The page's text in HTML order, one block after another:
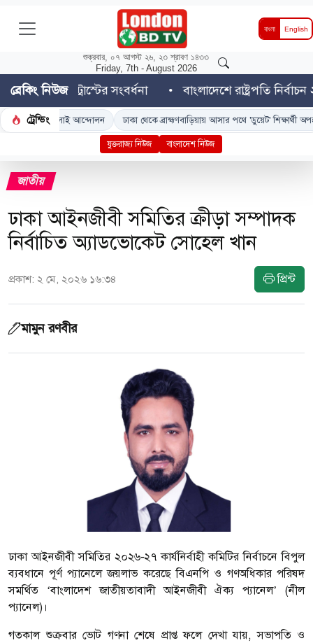
বাংলা English
শুক্রবার, ০৭ আগস্ট ২৬, ২৩ শ্রাবণ ১৪৩৩
Friday, 7th - August 2026
ব্রেকিং নিউজ
ট্রাস্টের সংবর্ধনা বাংলাদেশে রাষ্ট্রপতি নির্বাচন ২০
ট্রেন্ডিং
জুলাই আন্দোলন ঢাকা থেকে ব্রাহ্মণবাড়িয়ায় আসার পথে 'ডুয়েট' শিক্ষার্থী অপহরণের শিকার
যুক্তরাজ্য নিউজ বাংলাদেশ নিউজ
জাতীয়
ঢাকা আইনজীবী সমিতির ক্রীড়া সম্পাদক
নির্বাচিত অ্যাডভোকেট সোহেল খান
প্রকাশ: ২ মে, ২০২৬ ১৬:৩৪ প্রিন্ট
মামুন রণবীর
ঢাকা আইনজীবী সমিতির ২০২৬-২৭ কার্যনির্বাহী কমিটির নির্বাচনে বিপুল
ব্যবধানে পূর্ণ প্যানেলে জয়লাভ করেছে বিএনপি ও গণঅধিকার পরিষদ
সমর্থিত ‘বাংলাদেশ জাতীয়তাবাদী আইনজীবী ঐক্য প্যানেল’ (নীল
প্যানেল)।
গতকাল শুক্রবার ভোট গণনা শেষে প্রাপ্ত ফলে দেখা যায়, সভাপতি ও